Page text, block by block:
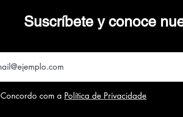
Suscríbete y conoce
Concordo com a Política de Privacidade